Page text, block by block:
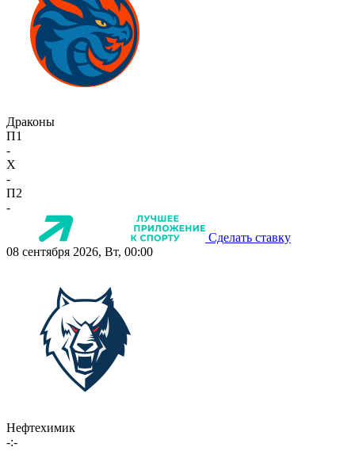
Драконы
П1
-
X
-
П2
-
Сделать ставку
08 сентября 2026, Вт, 00:00
Нефтехимик
-:-